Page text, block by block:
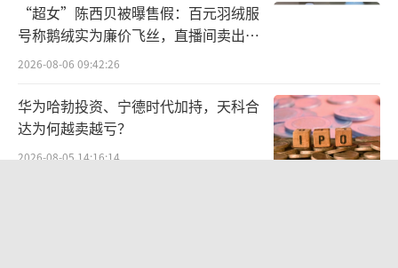
“超女”陈西贝被曝售假：百元羽绒服
号称鹅绒实为廉价飞丝，直播间卖出超
百万元
2026-08-06 09:42:26
华为哈勃投资、宁德时代加持，天科合
达为何越卖越亏？
2026-08-05 14:16:14